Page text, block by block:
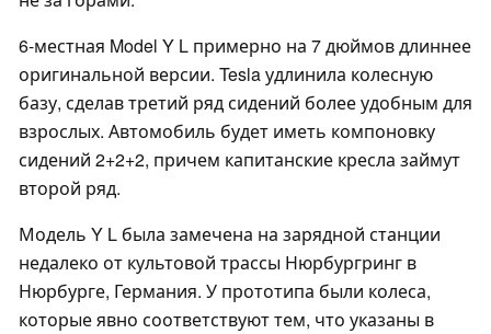
6-местная Model Y L примерно на 7 дюймов длиннее
оригинальной версии. Tesla удлинила колесную
базу, сделав третий ряд сидений более удобным для
взрослых. Автомобиль будет иметь компоновку
сидений 2+2+2, причем капитанские кресла займут
второй ряд.
Модель Y L была замечена на зарядной станции
недалеко от культовой трассы Нюрбургринг в
Нюрбурге, Германия. У прототипа были колеса,
которые явно соответствуют тем, что указаны в